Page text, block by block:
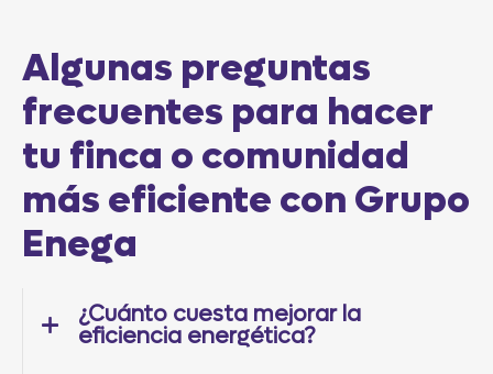
Algunas preguntas
frecuentes para hacer
tu finca o comunidad
más eficiente con Grupo
Enega
¿Cuánto cuesta mejorar la
eficiencia energética?